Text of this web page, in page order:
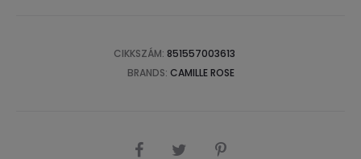
CIKKSZÁM: 851557003613
BRANDS: CAMILLE ROSE
SHARE